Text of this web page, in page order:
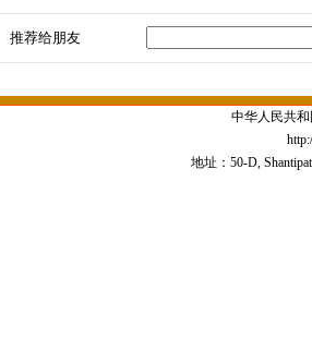
推荐给朋友
中华人民共
地址：50-D,